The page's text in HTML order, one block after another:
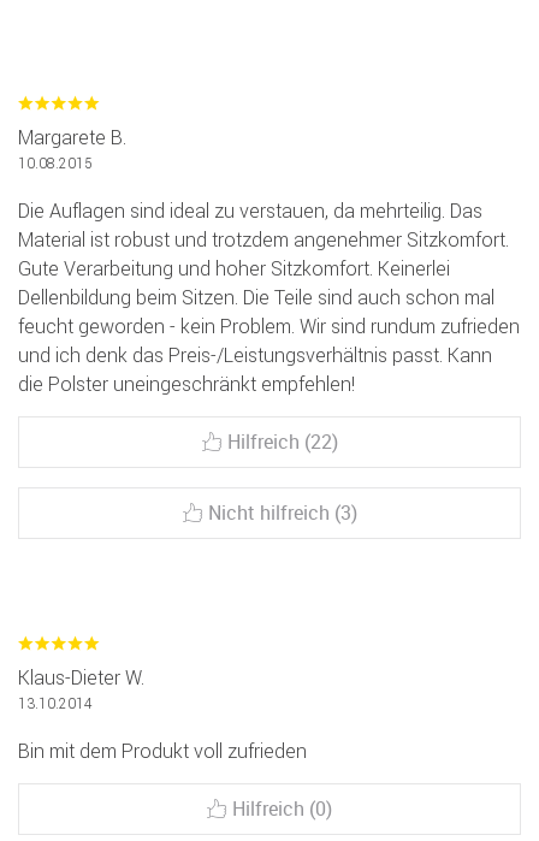
Margarete B.
10.08.2015
Die Auflagen sind ideal zu verstauen, da mehrteilig. Das
Material ist robust und trotzdem angenehmer Sitzkomfort.
Gute Verarbeitung und hoher Sitzkomfort. Keinerlei
Dellenbildung beim Sitzen. Die Teile sind auch schon mal
feucht geworden - kein Problem. Wir sind rundum zufrieden
und ich denk das Preis-/Leistungsverhältnis passt. Kann
die Polster uneingeschränkt empfehlen!
Hilfreich (22)
Nicht hilfreich (3)
Klaus-Dieter W.
13.10.2014
Bin mit dem Produkt voll zufrieden
Hilfreich (0)